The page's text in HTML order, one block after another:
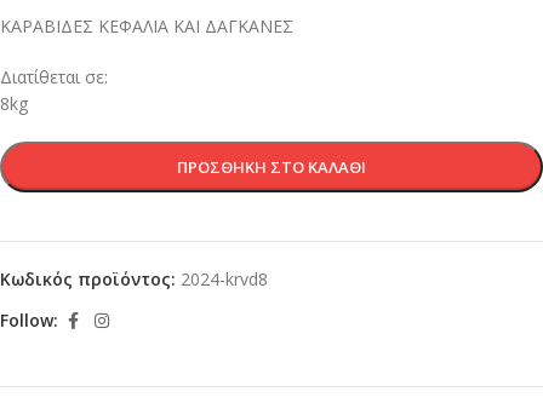
ΚΑΡΑΒΙΔΕΣ ΚΕΦΑΛΙΑ ΚΑΙ ΔΑΓΚΑΝΕΣ
Διατίθεται σε:
8kg
ΠΡΟΣΘΉΚΗ ΣΤΟ ΚΑΛΆΘΙ
Κωδικός προϊόντος: 2024-krvd8
Follow: